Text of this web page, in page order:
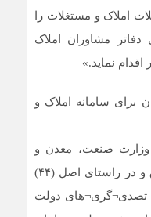
املاک و مستغلات را
مشاوران املاک
نماید.»
برای سامانه املاک و
وزارت صنعت، معدن و
تجارت در اجرای تصویب نامه فوق و در راستای اصل (۴۴)
دولت